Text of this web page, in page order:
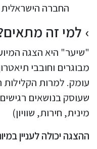
החברה הישראלית
למי זה
"שיער" היא הצגה
מבוגרים וחובבי
עומק. למרות
שעוסק בנושאים
מינית, חירות, שוויון)
ההצגה יכולה לעניין